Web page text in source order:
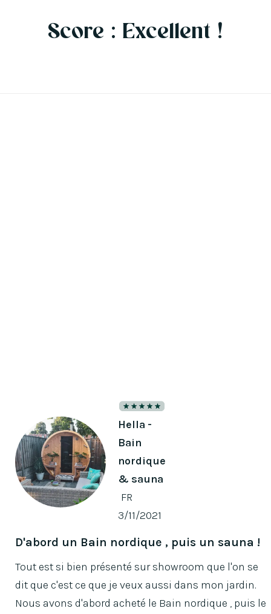
Score : Excellent !
Hella -
Bain
nordique
& sauna
FR
3/11/2021
D'abord un Bain nordique , puis un sauna !
Tout est si bien présenté sur showroom que l'on se
dit que c'est ce que je veux aussi dans mon jardin.
Nous avons d'abord acheté le Bain nordique , puis le